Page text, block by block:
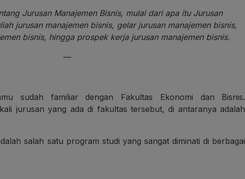
Jurusan Manajemen Bisnis, mulai dari apa itu Jurusan
jurusan manajemen bisnis, gelar jurusan manajemen bisnis,
bisnis, hingga prospek kerja jurusan manajemen bisnis.
—
sudah familiar dengan Fakultas Ekonomi dan Bisnis.
jurusan yang ada di fakultas tersebut, di antaranya adalah
salah satu program studi yang sangat diminati di berbagai